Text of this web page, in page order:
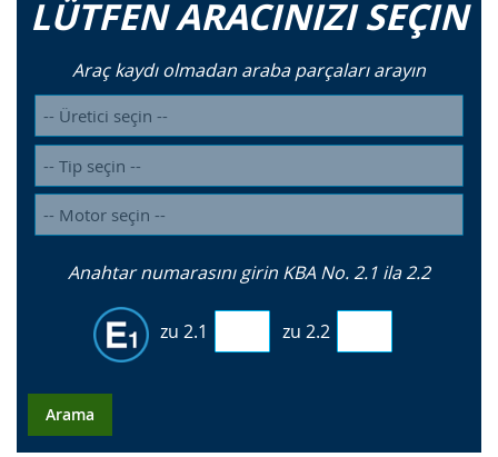
LÜTFEN ARACINIZI SEÇIN
Araç kaydı olmadan araba parçaları arayın
Anahtar numarasını girin KBA No. 2.1 ila 2.2
zu 2.1 zu 2.2
Arama